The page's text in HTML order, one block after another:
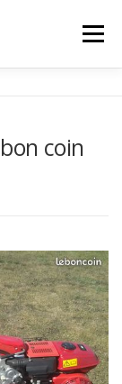
Menu
coin